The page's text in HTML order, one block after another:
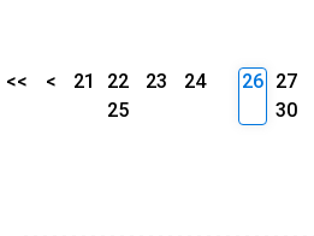
<< < 21 22 23
24
25
26 27
30